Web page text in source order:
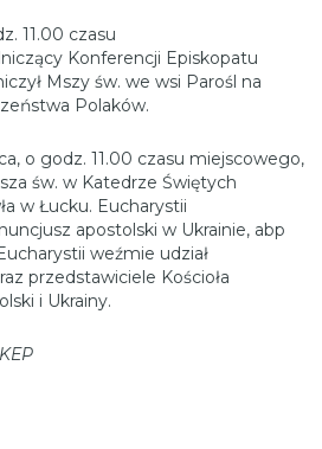
11.00 czasu
Konferencji Episkopatu
Mszy św. we wsi Parośl na
Polaków.
o godz. 11.00 czasu miejscowego,
św. w Katedrze Świętych
w Łucku. Eucharystii
apostolski w Ukrainie, abp
weźmie udział
przedstawiciele Kościoła
i Ukrainy.